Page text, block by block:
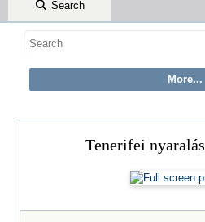
Search
Tenerifei